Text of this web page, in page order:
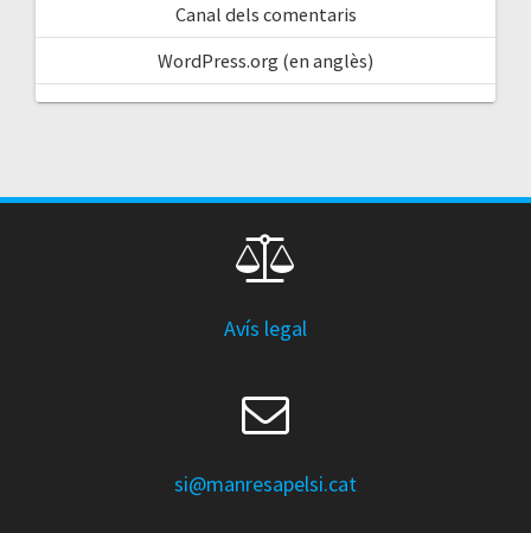
Canal dels comentaris
WordPress.org (en anglès)
Avís legal
si@manresapelsi.cat